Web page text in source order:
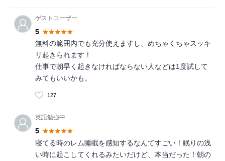
ゲストユーザー
5
無料の範囲内でも充分使えますし、めちゃくちゃスッキ
リ起きられます！
仕事で朝早く起きなければならない人などは1度試して
みてもいいかも。
127
英語勉強中
5
寝てる時のレム睡眠を感知するなんてすごい！眠りの浅
い時に起こしてくれるみたいだけど、本当だった！朝の